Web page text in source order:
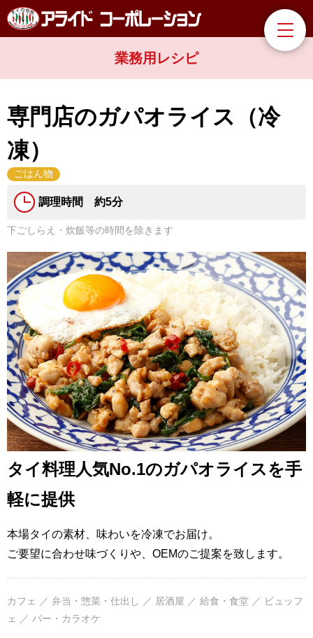
業務用レシピ
専門店のガパオライス（冷
凍）
ごはん物
調理時間 約5分
下ごしらえ・炊飯等の時間を除きます
タイ料理人気No.1のガパオライスを手
軽に提供
本場タイの素材、味わいを冷凍でお届け。
ご要望に合わせ味づくりや、OEMのご提案を致します。
カフェ ／ 弁当・惣菜・仕出し ／ 居酒屋 ／ 給食・食堂 ／ ビュッフ
ェ ／ バー・カラオケ